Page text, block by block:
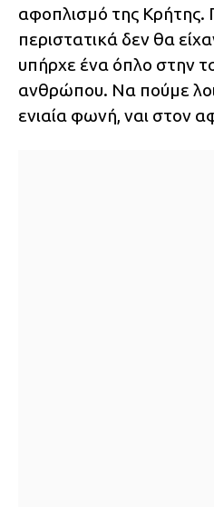
αφοπλισμό της Κρήτης.
περιστατικά δεν θα
υπήρχε ένα όπλο στην
ανθρώπου. Να πούμε
ενιαία φωνή, ναι στον